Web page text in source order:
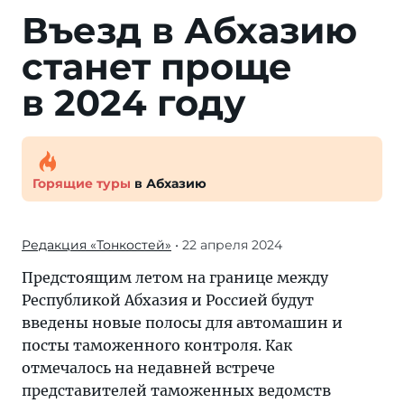
Въезд в Абхазию
станет проще
в 2024 году
Горящие туры в Абхазию
Редакция «Тонкостей» • 22 апреля 2024
Предстоящим летом на границе между
Республикой Абхазия и Россией будут
введены новые полосы для автомашин и
посты таможенного контроля. Как
отмечалось на недавней встрече
представителей таможенных ведомств